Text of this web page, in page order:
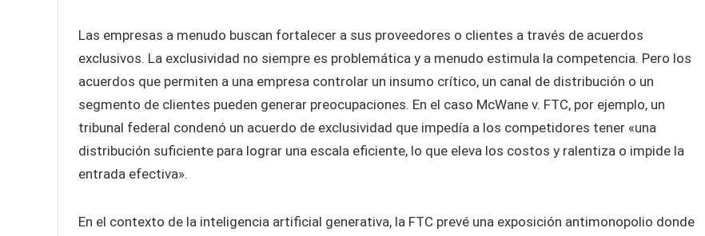
Las empresas a menudo buscan fortalecer a sus proveedores o clientes a través de acuerdos
exclusivos. La exclusividad no siempre es problemática y a menudo estimula la competencia. Pero los
acuerdos que permiten a una empresa controlar un insumo crítico, un canal de distribución o un
segmento de clientes pueden generar preocupaciones. En el caso McWane v. FTC, por ejemplo, un
tribunal federal condenó un acuerdo de exclusividad que impedía a los competidores tener «una
distribución suficiente para lograr una escala eficiente, lo que eleva los costos y ralentiza o impide la
entrada efectiva».
En el contexto de la inteligencia artificial generativa, la FTC prevé una exposición antimonopolio donde